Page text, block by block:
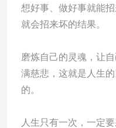
想好事、做好事就能
就会招来坏的结果。
磨炼自己的灵魂，让
满慈悲，这就是人生
的。
人生只有一次，一定